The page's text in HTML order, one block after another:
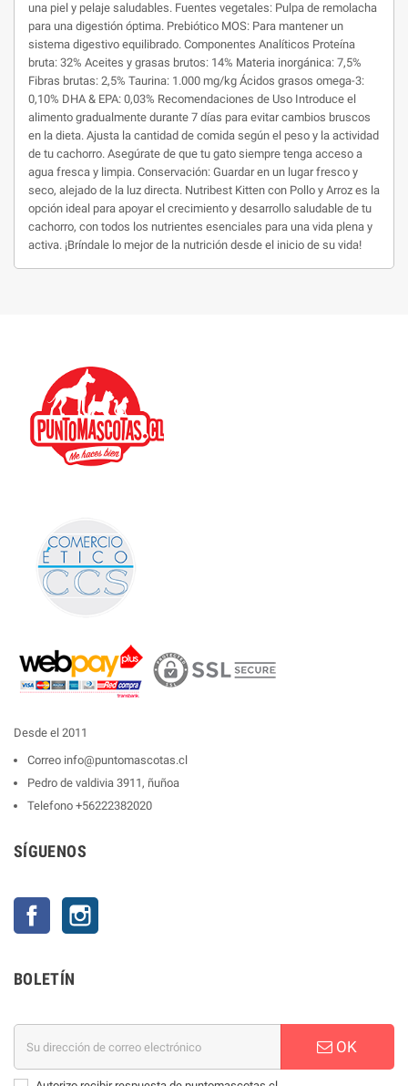
una piel y pelaje saludables. Fuentes vegetales: Pulpa de remolacha
para una digestión óptima. Prebiótico MOS: Para mantener un
sistema digestivo equilibrado. Componentes Analíticos Proteína
bruta: 32% Aceites y grasas brutos: 14% Materia inorgánica: 7,5%
Fibras brutas: 2,5% Taurina: 1.000 mg/kg Ácidos grasos omega-3:
0,10% DHA & EPA: 0,03% Recomendaciones de Uso Introduce el
alimento gradualmente durante 7 días para evitar cambios bruscos
en la dieta. Ajusta la cantidad de comida según el peso y la actividad
de tu cachorro. Asegúrate de que tu gato siempre tenga acceso a
agua fresca y limpia. Conservación: Guardar en un lugar fresco y
seco, alejado de la luz directa. Nutribest Kitten con Pollo y Arroz es la
opción ideal para apoyar el crecimiento y desarrollo saludable de tu
cachorro, con todos los nutrientes esenciales para una vida plena y
activa. ¡Bríndale lo mejor de la nutrición desde el inicio de su vida!
Desde el 2011
Correo info@puntomascotas.cl
Pedro de valdivia 3911, ñuñoa
Telefono +56222382020
SÍGUENOS
Facebook
BOLETÍN
OK